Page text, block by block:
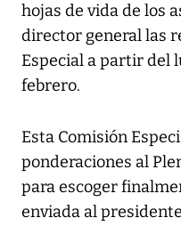
hojas de vida de los
director general las
Especial a partir del
febrero.
Esta Comisión
ponderaciones al
para escoger
enviada al